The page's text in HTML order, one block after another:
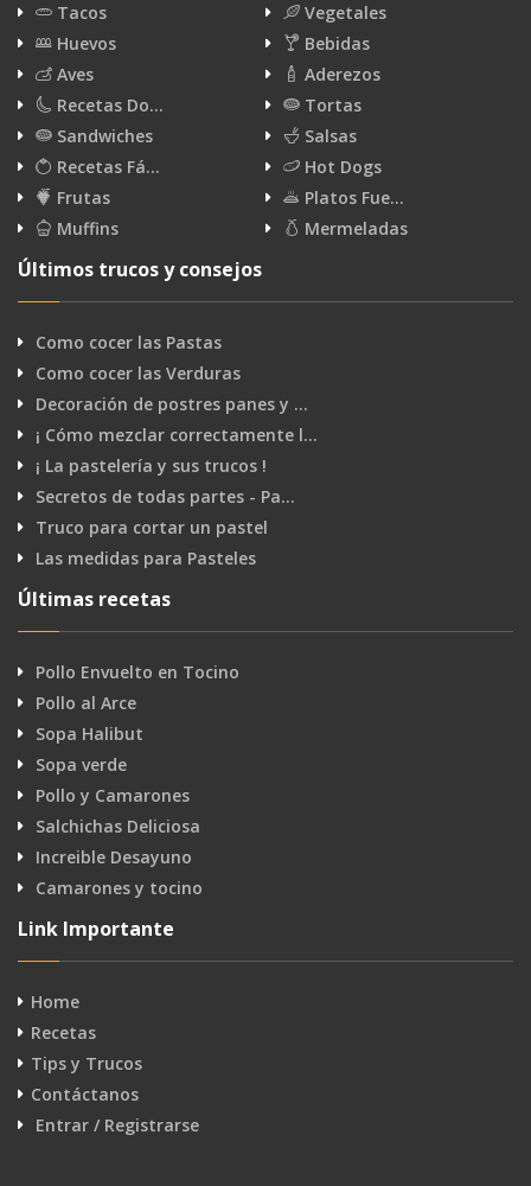
Tacos
Vegetales
Huevos
Bebidas
Aves
Aderezos
Recetas Do…
Tortas
Sandwiches
Salsas
Recetas Fá…
Hot Dogs
Frutas
Platos Fue…
Muffins
Mermeladas
Últimos trucos y consejos
Como cocer las Pastas
Como cocer las Verduras
Decoración de postres panes y …
¡ Cómo mezclar correctamente l…
¡ La pastelería y sus trucos !
Secretos de todas partes - Pa…
Truco para cortar un pastel
Las medidas para Pasteles
Últimas recetas
Pollo Envuelto en Tocino
Pollo al Arce
Sopa Halibut
Sopa verde
Pollo y Camarones
Salchichas Deliciosa
Increible Desayuno
Camarones y tocino
Link Importante
Home
Recetas
Tips y Trucos
Contáctanos
Entrar / Registrarse